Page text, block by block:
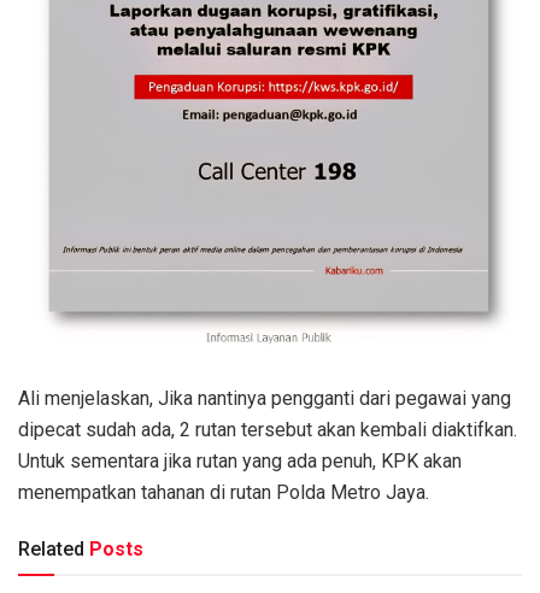
Ali menjelaskan, Jika nantinya pengganti dari pegawai yang
dipecat sudah ada, 2 rutan tersebut akan kembali diaktifkan.
Untuk sementara jika rutan yang ada penuh, KPK akan
menempatkan tahanan di rutan Polda Metro Jaya.
Related Posts